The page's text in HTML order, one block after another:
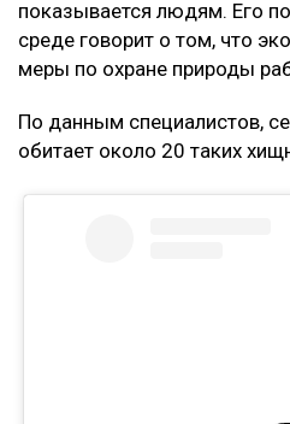
показывается людям. Его
среде говорит о том, что
меры по охране природы
По данным специалистов,
обитает около 20 таких